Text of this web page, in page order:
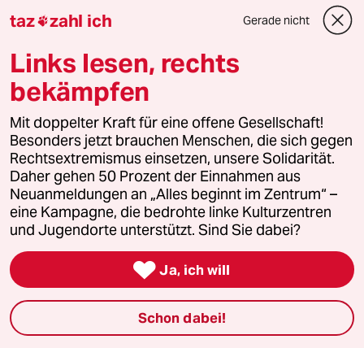
Anzeigen
Fragen & Hilfe
Feedback
Aboservice
ePaper Login
Downloads für Abonnierende
taz zahl ich Gerade nicht
Links lesen, rechts
bekämpfen
Mit doppelter Kraft für eine offene Gesellschaft!
Besonders jetzt brauchen Menschen, die sich gegen
Rechtsextremismus einsetzen, unsere Solidarität.
Daher gehen 50 Prozent der Einnahmen aus
Neuanmeldungen an „Alles beginnt im Zentrum“ –
eine Kampagne, die bedrohte linke Kulturzentren
und Jugendorte unterstützt. Sind Sie dabei?
 Ja, ich will
Schon dabei!